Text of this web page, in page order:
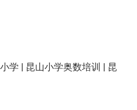
学 | 昆山小学奥数培训 | 昆